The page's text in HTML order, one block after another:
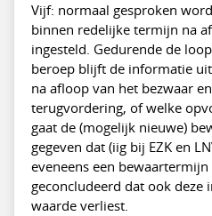
Vijf: normaal gesproken
binnen redelijke termijn na
ingesteld. Gedurende de
beroep blijft de informatie
na afloop van het bezwaar
terugvordering, of welke
gaat de (mogelijk nieuwe)
gegeven dat (iig bij EZK en
eveneens een
geconcludeerd dat ook
waarde verliest.